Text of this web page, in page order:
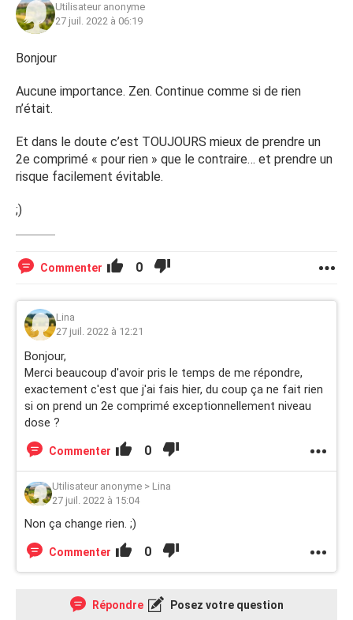
Utilisateur anonyme
27 juil. 2022 à 06:19
Bonjour
Aucune importance. Zen. Continue comme si de rien
n’était.
Et dans le doute c’est TOUJOURS mieux de prendre un
2e comprimé « pour rien » que le contraire… et prendre un
risque facilement évitable.
;)
Commenter 0
Lina
27 juil. 2022 à 12:21
Bonjour,
Merci beaucoup d'avoir pris le temps de me répondre,
exactement c'est que j'ai fais hier, du coup ça ne fait rien
si on prend un 2e comprimé exceptionnellement niveau
dose ?
Commenter 0
Utilisateur anonyme > Lina
27 juil. 2022 à 15:04
Non ça change rien. ;)
Commenter 0
Répondre Posez votre question